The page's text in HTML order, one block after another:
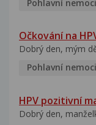
Pohlavní nemoci
Očkování na
Dobrý den, mým
Pohlavní nemoci
HPV pozitivní
Dobrý den,